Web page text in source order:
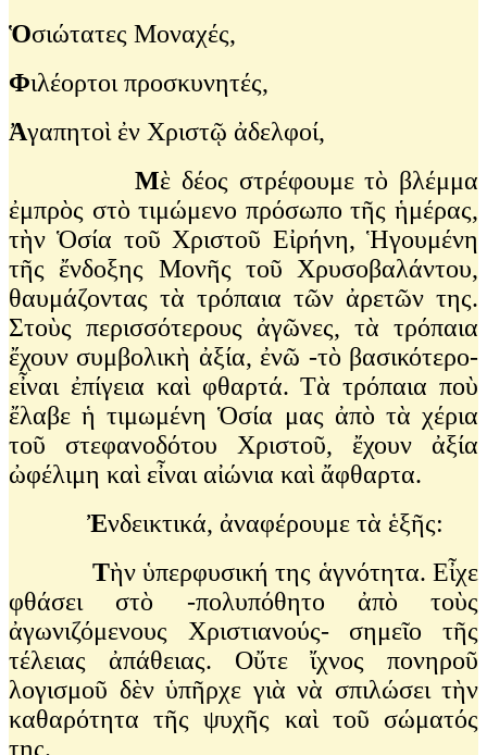
Ὁσιώτατες Μοναχές,
Φιλέορτοι προσκυνητές,
Ἀγαπητοὶ ἐν Χριστῷ ἀδελφοί,
Μὲ δέος στρέφουμε τὸ βλέμμα
ἐμπρὸς στὸ τιμώμενο πρόσωπο τῆς ἡμέρας,
τὴν Ὁσία τοῦ Χριστοῦ Εἰρήνη, Ἡγουμένη
τῆς ἔνδοξης Μονῆς τοῦ Χρυσοβαλάντου,
θαυμάζοντας τὰ τρόπαια τῶν ἀρετῶν της.
Στοὺς περισσότερους ἀγῶνες, τὰ τρόπαια
ἔχουν συμβολικὴ ἀξία, ἐνῶ -τὸ βασικότερο-
εἶναι ἐπίγεια καὶ φθαρτά. Τὰ τρόπαια ποὺ
ἔλαβε ἡ τιμωμένη Ὁσία μας ἀπὸ τὰ χέρια
τοῦ στεφανοδότου Χριστοῦ, ἔχουν ἀξία
ὠφέλιμη καὶ εἶναι αἰώνια καὶ ἄφθαρτα.
Ἐνδεικτικά, ἀναφέρουμε τὰ ἑξῆς:
Τὴν ὑπερφυσική της ἁγνότητα. Εἶχε
φθάσει στὸ -πολυπόθητο ἀπὸ τοὺς
ἀγωνιζόμενους Χριστιανούς- σημεῖο τῆς
τέλειας ἀπάθειας. Οὔτε ἴχνος πονηροῦ
λογισμοῦ δὲν ὑπῆρχε γιὰ νὰ σπιλώσει τὴν
καθαρότητα τῆς ψυχῆς καὶ τοῦ σώματός
της.